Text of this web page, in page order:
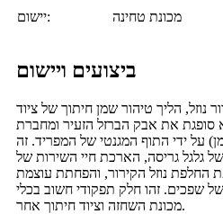
יישום:
מכונת טחינה
ביצועים ויישום
נוזל, הליך טיהור שמן חיתוך של ציוד
סופגת את אבק הברזל הזעיר ומחברת
על ידי התוף המגנטי של המפריד. זה
גלגל גריסה, הארכת חיי השירות של
החלפת נוזל הקירור, והפחתת עוצמת
של שפכים. זהו חלק תפקודי חשוב בכלי
מכונת השחזה וציוד חיתוך אחר.